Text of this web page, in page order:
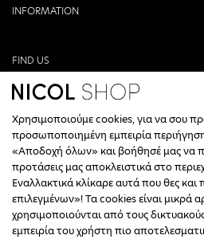
INFORMATION
FIND US
ANTONIOU KAMARA 3, VERIA, GREECE
+30 23310 76336
CALL CENTER HOURS
ΔΕΥΤΕΡΑ, ΤΕΤΑΡΤΗ: 09:00 - 14:30
ΤΡΙΤΗ, ΠΕΜΠΤΗ, ΠΑΡΑΣΚΕΥΗ: 09:30 -
ΣΑΒΒΑΤΟ: 09:30 - 14:30
Χρησιμοποιούμε cookies, για να σου
προσωποποιημένη εμπειρία
«Αποδοχή όλων» και βοήθησέ μας να
προτάσεις μας αποκλειστικά στο
Εναλλακτικά κλίκαρε αυτά που θες
επιλεγμένων»! Τα cookies είναι μικρά
χρησιμοποιούνται από τους
εμπειρία του χρήστη πιο